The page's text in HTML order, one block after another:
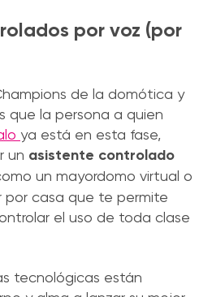
por voz (por
de la domótica y
que la persona a quien
ya está en esta fase,
un asistente controlado
un mayordomo virtual o
por casa que te permite
el uso de toda clase
tecnológicas están